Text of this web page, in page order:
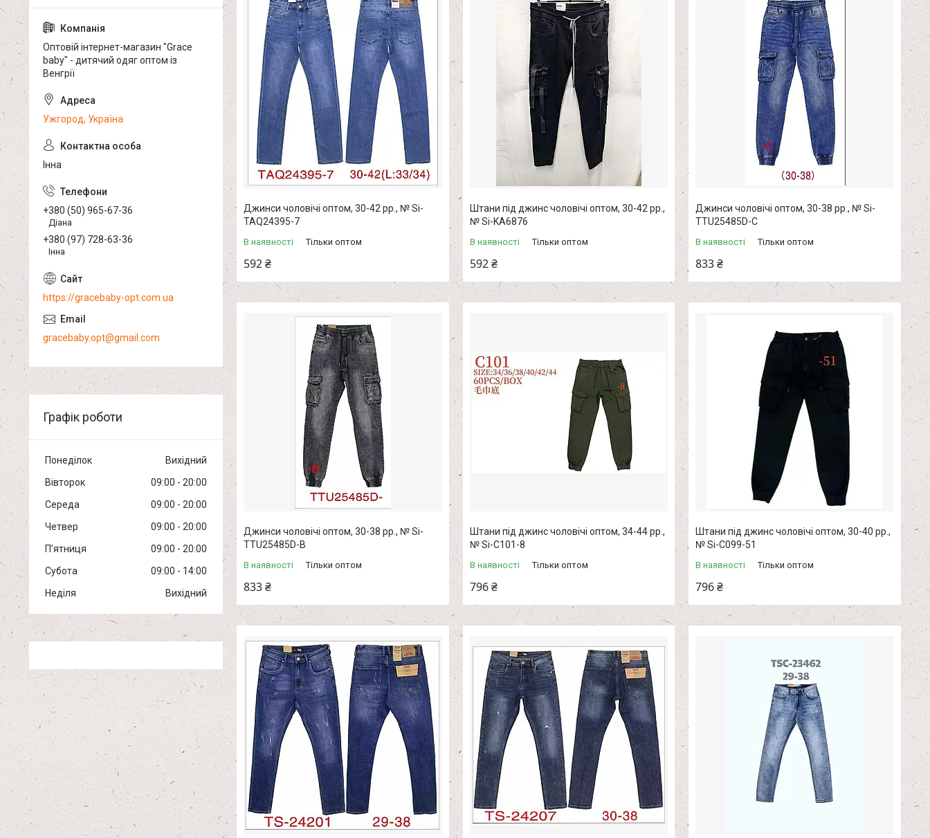
Джинси чоловічі оптом, 30-42 рр., № Si-
TAQ24395-7
В наявності Тільки оптом
592 ₴
Штани під джинс чоловічі оптом, 30-42 рр.,
№ Si-KA6876
В наявності Тільки оптом
592 ₴
Джинси чоловічі оптом, 30-38 рр., № Si-
TTU25485D-С
В наявності Тільки оптом
833 ₴
Джинси чоловічі оптом, 30-38 рр., № Si-
TTU25485D-B
В наявності Тільки оптом
833 ₴
Штани під джинс чоловічі оптом, 34-44 рр.,
№ Si-С101-8
В наявності Тільки оптом
796 ₴
Штани під джинс чоловічі оптом, 30-40 рр.,
№ Si-С099-51
В наявності Тільки оптом
796 ₴
Оптовій інтернет-магазин "Grace
baby" - дитячий одяг оптом із
Венгрії
Ужгород, Україна
Інна
+380 (50) 965-67-36
Діана
+380 (97) 728-63-36
Інна
https://gracebaby-opt.com.ua
gracebaby.opt@gmail.com
Графік роботи
Понеділок
Вихідний
Вівторок
09:00
20:00
Середа
09:00
20:00
Четвер
09:00
20:00
Пʼятниця
09:00
20:00
Субота
09:00
14:00
Неділя
Вихідний